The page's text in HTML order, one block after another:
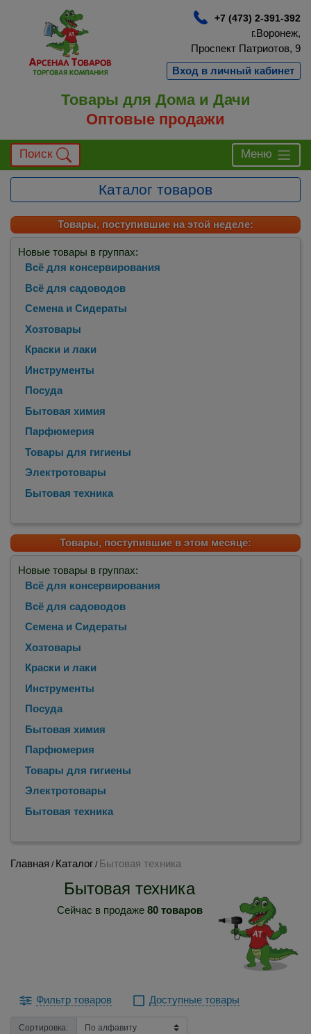
+7 (473) 2-391-392
г.Воронеж,
Проспект Патриотов, 9
Вход в личный кабинет
Товары для Дома и Дачи
Оптовые продажи
Поиск Меню
Каталог товаров
Товары, поступившие на этой неделе:
Новые товары в группах:
Всё для консервирования
Всё для садоводов
Семена и Сидераты
Хозтовары
Краски и лаки
Инструменты
Посуда
Бытовая химия
Парфюмерия
Товары для гигиены
Электротовары
Бытовая техника
Товары, поступившие в этом месяце:
Новые товары в группах:
Всё для консервирования
Всё для садоводов
Семена и Сидераты
Хозтовары
Краски и лаки
Инструменты
Посуда
Бытовая химия
Парфюмерия
Товары для гигиены
Электротовары
Бытовая техника
Главная / Каталог / Бытовая техника
Бытовая техника
Сейчас в продаже 80 товаров
Фильтр товаров Доступные товары
Сортировка: